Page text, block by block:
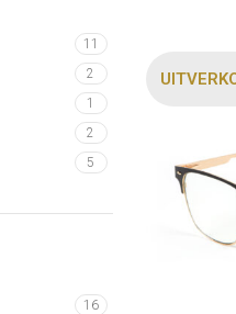
11
2
1
2
5
16